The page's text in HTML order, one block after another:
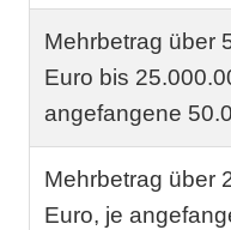
Mehrbetrag über
Euro bis
angefangene
Mehrbetrag über
Euro, je